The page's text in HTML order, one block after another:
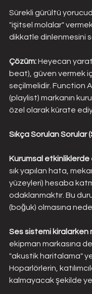
Sürekli gürültü
"işitsel molalar"
dikkatle dinlenmesini
Çözüm: Heyecan
beat), güven vermek
seçilmelidir. Function
(playlist) markanın
özel olarak kürate
Sıkça Sorulan Sorular
Kurumsal etkinliklerde
sık yapılan hata,
yüzeyleri) hesaba
odaklanmaktır. Bu
(boğuk) olmasına
Ses sistemi
ekipman markasına
"akustik haritalama"
Hoparlörlerin,
kalmayacak şekilde